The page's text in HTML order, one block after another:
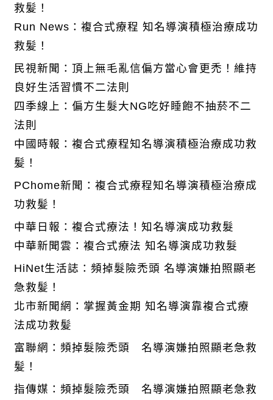
救髪！
Run News：複合式療程 知名導演積極治療成功
救髪！
民視新聞：頂上無毛亂信偏方當心會更禿！維持
良好生活習慣不二法則
四季線上：偏方生髮大NG吃好睡飽不抽菸不二
法則
中國時報：複合式療程知名導演積極治療成功救
髪！
PChome新聞：複合式療程知名導演積極治療成
功救髪！
中華日報：複合式療法！知名導演成功救髮
中華新聞雲：複合式療法 知名導演成功救髮
HiNet生活誌：頻掉髮險禿頭 名導演嫌拍照顯老
急救髪！
北市新聞網：掌握黃金期 知名導演靠複合式療
法成功救髪
富聯網：頻掉髮險禿頭 名導演嫌拍照顯老急救
髪！
指傳媒：頻掉髮險禿頭 名導演嫌拍照顯老急救